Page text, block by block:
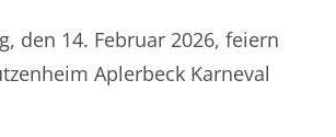
den 14. Februar 2026, feiern
Aplerbeck Karneval